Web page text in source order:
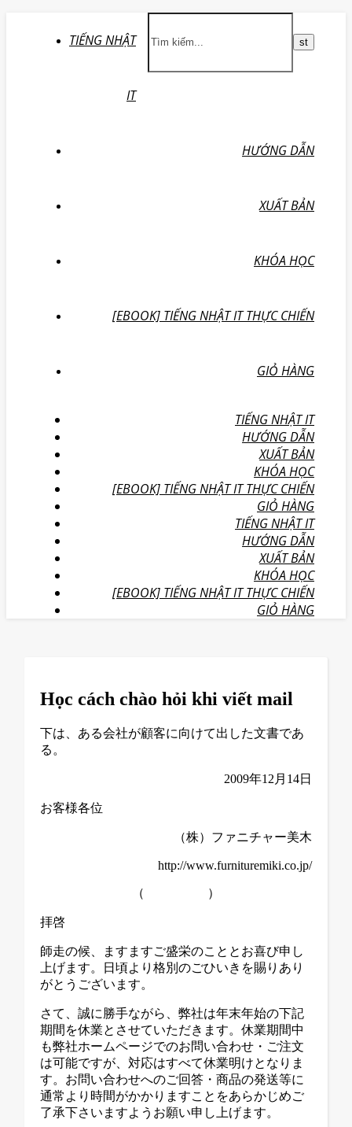
TIẾNG NHẬT
IT
HƯỚNG DẪN
XUẤT BẢN
KHÓA HỌC
[EBOOK] TIẾNG NHẬT IT THỰC CHIẾN
GIỎ HÀNG
TIẾNG NHẬT IT
HƯỚNG DẪN
XUẤT BẢN
KHÓA HỌC
[EBOOK] TIẾNG NHẬT IT THỰC CHIẾN
GIỎ HÀNG
TIẾNG NHẬT IT
HƯỚNG DẪN
XUẤT BẢN
KHÓA HỌC
[EBOOK] TIẾNG NHẬT IT THỰC CHIẾN
GIỎ HÀNG
Học cách chào hỏi khi viết mail
下は、ある会社が顧客に向けて出した文書であ
る。
2009年12月14日
お客様各位
（株）ファニチャー美木
http://www.furnituremiki.co.jp/
（ ）
拝啓
師走の候、ますますご盛栄のこととお喜び申し
上げます。日頃より格別のごひいきを賜りあり
がとうございます。
さて、誠に勝手ながら、弊社は年末年始の下記
期間を休業とさせていただきます。休業期間中
も弊社ホームページでのお問い合わせ・ご注文
は可能ですが、対応はすべて休業明けとなりま
す。お問い合わせへのご回答・商品の発送等に
通常より時間がかかりますことをあらかじめご
了承下さいますようお願い申し上げます。